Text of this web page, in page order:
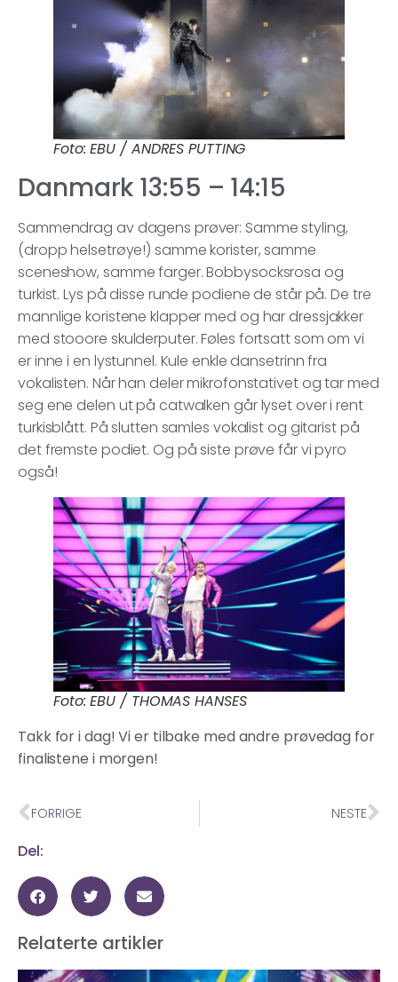
Foto: EBU / ANDRES PUTTING
Danmark 13:55 – 14:15
Sammendrag av dagens prøver: Samme styling,
(dropp helsetrøye!) samme korister, samme
sceneshow, samme farger. Bobbysocksrosa og
turkist. Lys på disse runde podiene de står på. De tre
mannlige koristene klapper med og har dressjakker
med stooore skulderputer. Føles fortsatt som om vi
er inne i en lystunnel. Kule enkle dansetrinn fra
vokalisten. Når han deler mikrofonstativet og tar med
seg ene delen ut på catwalken går lyset over i rent
turkisblått. På slutten samles vokalist og gitarist på
det fremste podiet. Og på siste prøve får vi pyro
også!
Foto: EBU / THOMAS HANSES
Takk for i dag! Vi er tilbake med andre prøvedag for
finalistene i morgen!
FORRIGE NESTE
Del:
Relaterte artikler